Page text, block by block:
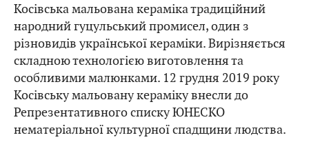
Косівська мальована кераміка традиційний
народний гуцульський промисел, один з
різновидів української кераміки. Вирізняється
складною технологією виготовлення та
особливими малюнками. 12 грудня 2019 року
Косівську мальовану кераміку внесли до
Репрезентативного списку ЮНЕСКО
нематеріальної культурної спадщини людства.